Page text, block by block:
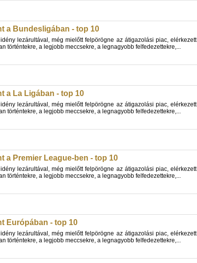
a Bundesligában - top 10
lezárultával, még mielőtt felpörögne az átigazolási piac, elérkezett
történtekre, a legjobb meccsekre, a legnagyobb felfedezettekre,...
a La Ligában - top 10
lezárultával, még mielőtt felpörögne az átigazolási piac, elérkezett
történtekre, a legjobb meccsekre, a legnagyobb felfedezettekre,...
a Premier League-ben - top 10
lezárultával, még mielőtt felpörögne az átigazolási piac, elérkezett
történtekre, a legjobb meccsekre, a legnagyobb felfedezettekre,...
Európában - top 10
lezárultával, még mielőtt felpörögne az átigazolási piac, elérkezett
történtekre, a legjobb meccsekre, a legnagyobb felfedezettekre,...